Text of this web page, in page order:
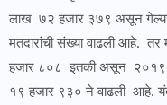
लाख ७२ हजार ३७९ असून
मतदारांची संख्या वाढली आहे.
हजार ८०८ इतकी असून २०१९
१९ हजार ९३० ने वाढली आहे.